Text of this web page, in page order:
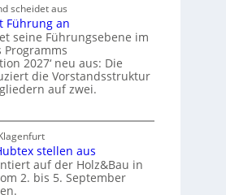
h
l
a
n
d
scheidet aus
Führung an
seine Führungsebene im
Programms
2027‘ neu aus: Die
die Vorstandsstruktur
auf zwei.
stellen aus
auf der Holz&Bau in
2. bis 5. September